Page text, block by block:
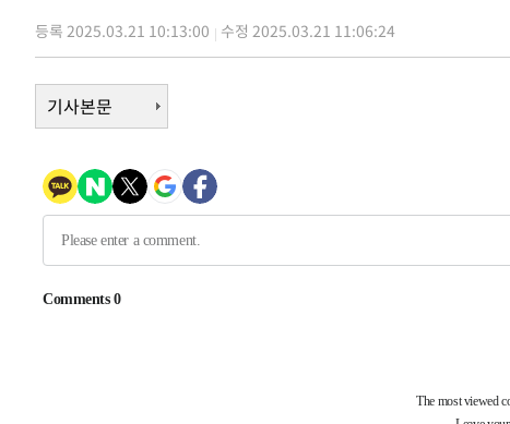
2시간 전 >서울 낮 37.9도, 올여름 최고치 경신…영등포 순간 '40도'
3시간 전 >[속보]코스닥, 800p 회복…0.26% 오른 801.67 마감
3시간 전 >[속보]코스피, 301.88포인트(4.58%) 내린 6296.38 마감
4시간 전 >"여기 떨어졌다"…다누리, 스페이스X 로켓 달 충돌 흔적 포착
5시간 전 >
합)
[속보]합참 "北 발사체는 단거리탄도미사일…감시·경계태세
등록 2025.03.21 10:13:00 수정 2025.03.21 11:06:24
기사본문